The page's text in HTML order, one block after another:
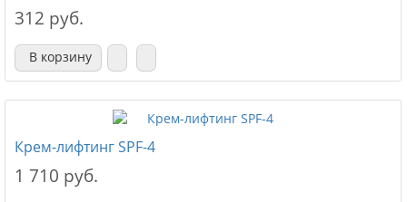
312 руб.
В корзину
Крем-лифтинг SPF-4
1 710 руб.